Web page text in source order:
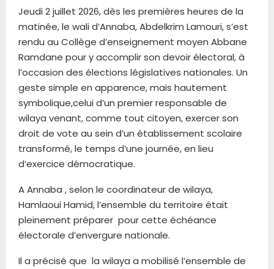
Jeudi 2 juillet 2026, dès les premières heures de la
matinée, le wali d’Annaba, Abdelkrim Lamouri, s’est
rendu au Collège d’enseignement moyen Abbane
Ramdane pour y accomplir son devoir électoral, à
l’occasion des élections législatives nationales. Un
geste simple en apparence, mais hautement
symbolique,celui d’un premier responsable de
wilaya venant, comme tout citoyen, exercer son
droit de vote au sein d’un établissement scolaire
transformé, le temps d’une journée, en lieu
d’exercice démocratique.
A Annaba , selon le coordinateur de wilaya,
Hamlaoui Hamid, l’ensemble du territoire était
pleinement préparer pour cette échéance
électorale d’envergure nationale.
Il a précisé que la wilaya a mobilisé l’ensemble de